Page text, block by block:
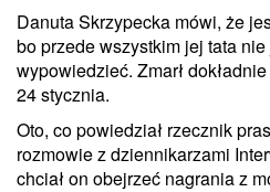
Danuta Skrzypecka mówi, że
bo przede wszystkim jej tata
wypowiedzieć. Zmarł
24 stycznia.
Oto, co powiedział rzecznik
rozmowie z dziennikarzami
chciał on obejrzeć nagrania z